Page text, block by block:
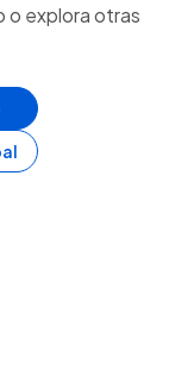
o explora otras